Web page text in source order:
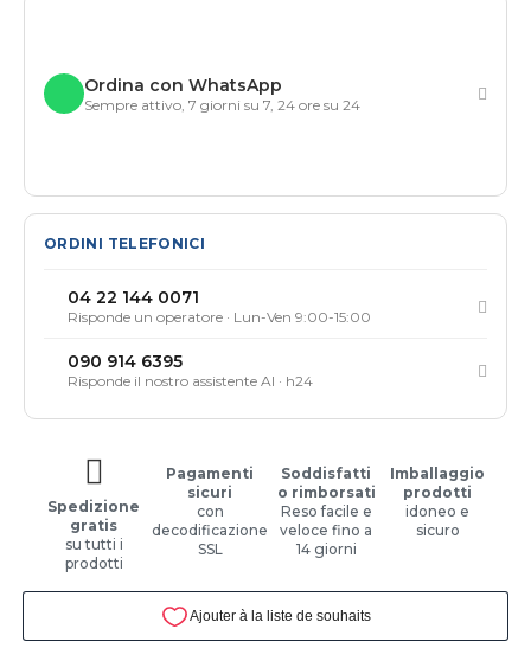
Ordina con WhatsApp
Sempre attivo, 7 giorni su 7, 24 ore su 24
ORDINI TELEFONICI
04 22 144 0071
Risponde un operatore · Lun-Ven 9:00-15:00
090 914 6395
Risponde il nostro assistente AI · h24
Spedizione
gratis
su tutti i
prodotti
Pagamenti
sicuri
con
decodificazione
SSL
Soddisfatti
o rimborsati
Reso facile e
veloce fino a
14 giorni
Imballaggio
prodotti
idoneo e
sicuro